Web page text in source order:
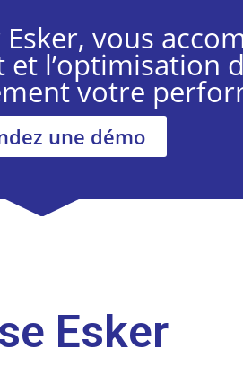
vous
l’optimisation
votre
une démo
Esker